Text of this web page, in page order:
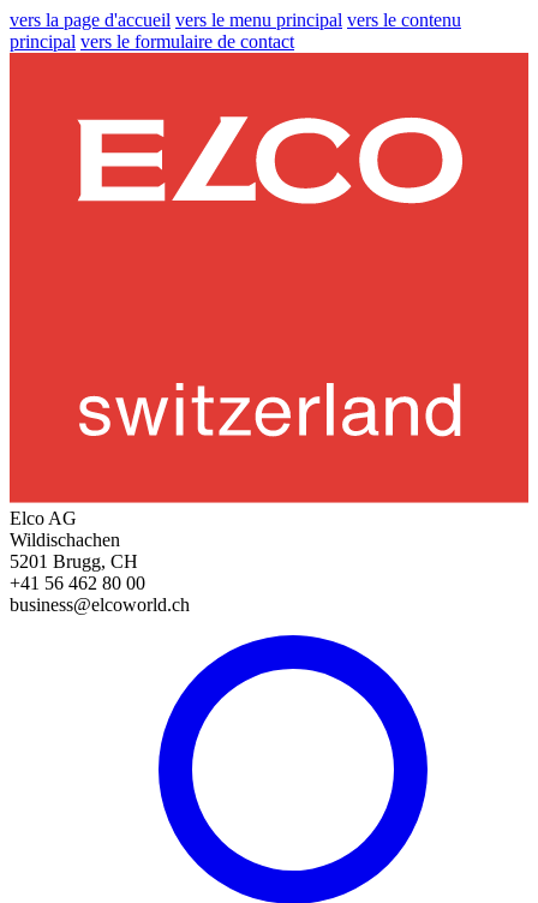
vers la page d'accueil vers le menu principal vers le contenu
principal vers le formulaire de contact
Elco AG
Wildischachen
5201 Brugg, CH
+41 56 462 80 00
business@elcoworld.ch